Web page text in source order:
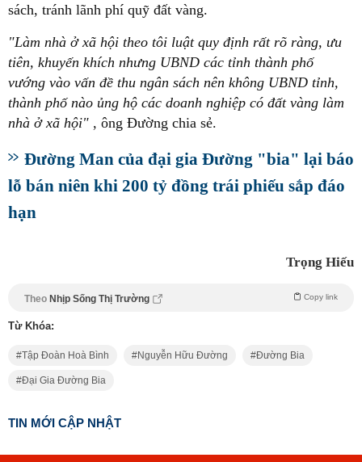
sách, tránh lãnh phí quỹ đất vàng.
"Làm nhà ở xã hội theo tôi luật quy định rất rõ ràng, ưu
tiên, khuyến khích nhưng UBND các tỉnh thành phố
vướng vào vấn đề thu ngân sách nên không UBND tỉnh,
thành phố nào ủng hộ các doanh nghiệp có đất vàng làm
nhà ở xã hội" , ông Đường chia sẻ.
Đường Man của đại gia Đường "bia" lại báo
lỗ bán niên khi 200 tỷ đồng trái phiếu sắp đáo
hạn
Trọng Hiếu
Theo Nhịp Sống Thị Trường Copy link
Từ Khóa:
Tập Đoàn Hoà Bình Nguyễn Hữu Đường Đường Bia
Đại Gia Đường Bia
TIN MỚI CẬP NHẬT